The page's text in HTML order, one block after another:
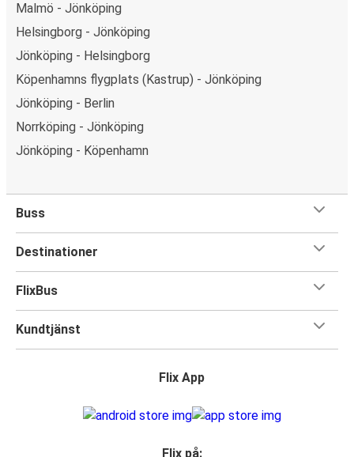
Malmö - Jönköping
Helsingborg - Jönköping
Jönköping - Helsingborg
Köpenhamns flygplats (Kastrup) - Jönköping
Jönköping - Berlin
Norrköping - Jönköping
Jönköping - Köpenhamn
Buss
Destinationer
FlixBus
Kundtjänst
Flix App
Flix på: